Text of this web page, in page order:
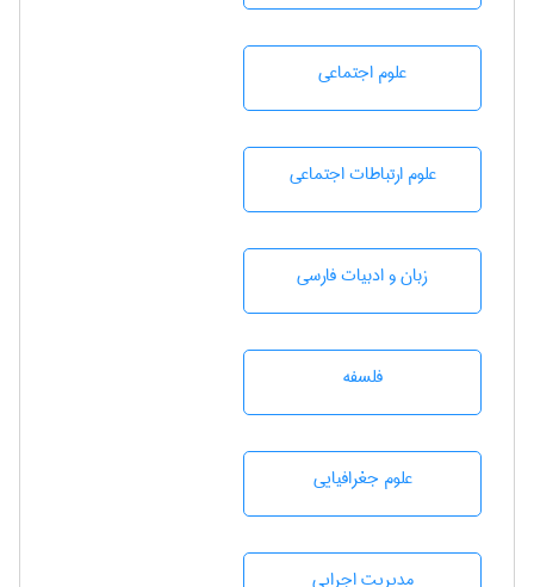
علوم اجتماعی
علوم ارتباطات اجتماعی
زبان و ادبيات فارسی
فلسفه
علوم جغرافيايی
مديريت اجرايی